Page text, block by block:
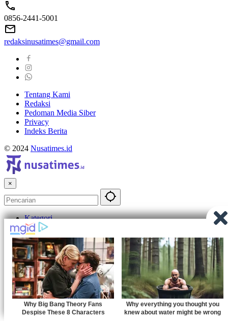
0856-2441-5001
redaksinusatimes@gmail.com
Tentang Kami
Redaksi
Pedoman Media Siber
Privacy
Indeks Berita
© 2024 Nusatimes.id
×
Kategori
Nusantara
Daerah
Ekonomi
Politik
Gaya Hidup
Olahraga
Hiburan
Opini
Laman
Tentang Kami